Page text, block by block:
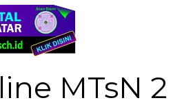
MTsN